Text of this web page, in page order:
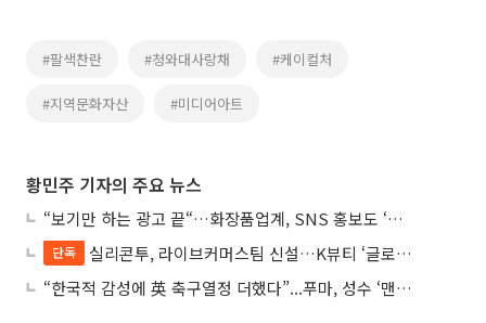
#팔색찬란 #청와대사랑채 #케이컬처
#지역문화자산 #미디어아트
황민주 기자의 주요 뉴스
“보기만 하는 광고 끝“…화장품업계, SNS 홍보도 ‘참여형 콘텐츠’로 변모
단독
실리콘투, 라이브커머스팀 신설…K뷰티 ‘글로벌 판매망’ 확대 속도
“한국적 감성에 英 축구열정 더했다”...푸마, 성수 ‘맨시티 하우스’ 팝업